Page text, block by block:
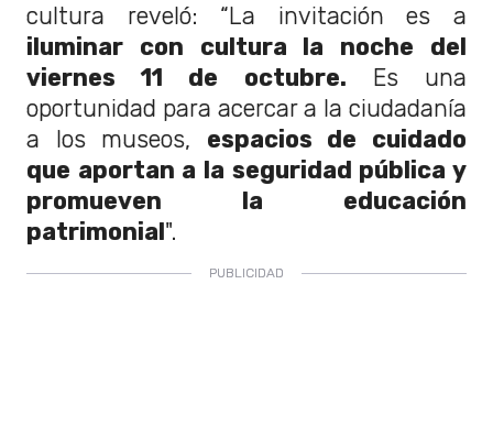
cultura reveló: “La invitación es a
iluminar con cultura la noche del
viernes 11 de octubre. Es una
oportunidad para acercar a la ciudadanía
a los museos, espacios de cuidado
que aportan a la seguridad pública y
promueven la educación
patrimonial".